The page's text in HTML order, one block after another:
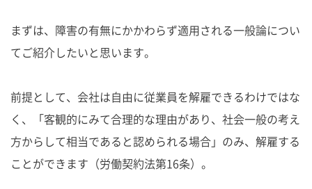
まずは、障害の有無にかかわらず適用される一般論につい
てご紹介したいと思います。
前提として、会社は自由に従業員を解雇できるわけではな
く、「客観的にみて合理的な理由があり、社会一般の考え
方からして相当であると認められる場合」のみ、解雇する
ことができます（労働契約法第16条）。